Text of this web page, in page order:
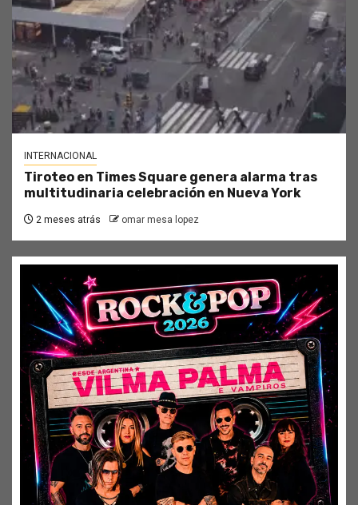
INTERNACIONAL
Tiroteo en Times Square genera alarma tras
multitudinaria celebración en Nueva York
2 meses atrás omar mesa lopez